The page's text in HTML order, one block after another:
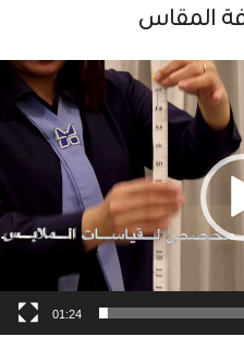
المقاس
01:24